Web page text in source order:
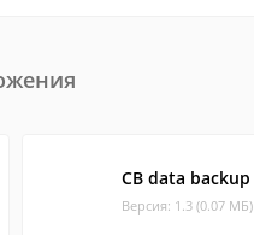
CB data backup
Версия: 1.3 (0.07 МБ)